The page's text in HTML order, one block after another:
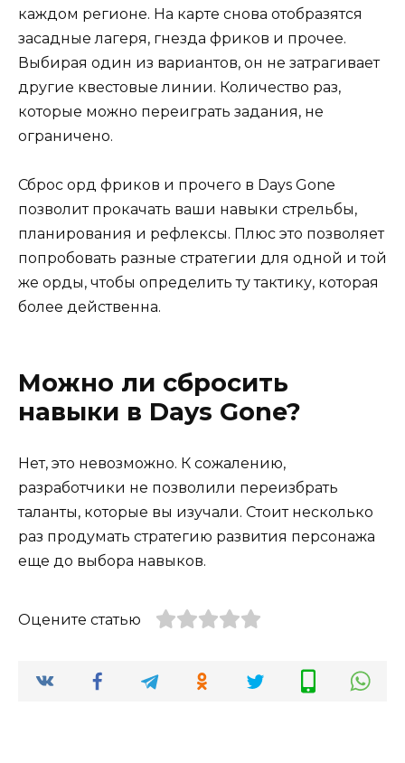
каждом регионе. На карте снова отобразятся
засадные лагеря, гнезда фриков и прочее.
Выбирая один из вариантов, он не затрагивает
другие квестовые линии. Количество раз,
которые можно переиграть задания, не
ограничено.
Сброс орд фриков и прочего в Days Gone
позволит прокачать ваши навыки стрельбы,
планирования и рефлексы. Плюс это позволяет
попробовать разные стратегии для одной и той
же орды, чтобы определить ту тактику, которая
более действенна.
Можно ли сбросить
навыки в Days Gone?
Нет, это невозможно. К сожалению,
разработчики не позволили переизбрать
таланты, которые вы изучали. Стоит несколько
раз продумать стратегию развития персонажа
еще до выбора навыков.
Оцените статью